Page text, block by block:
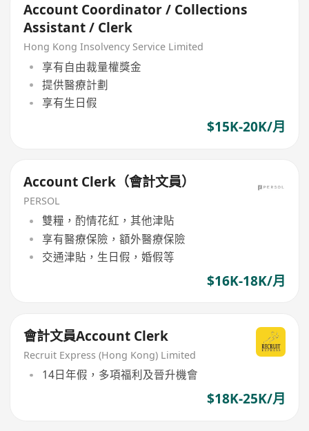
Account Coordinator / Collections
Assistant / Clerk
Hong Kong Insolvency Service Limited
享有自由裁量權獎金
提供醫療計劃
享有生日假
$15K-20K/月
Account Clerk（會計文員）
PERSOL
雙糧，酌情花紅，其他津貼
享有醫療保險，額外醫療保險
交通津貼，生日假，婚假等
$16K-18K/月
會計文員Account Clerk
Recruit Express (Hong Kong) Limited
14日年假，多項福利及晉升機會
$18K-25K/月